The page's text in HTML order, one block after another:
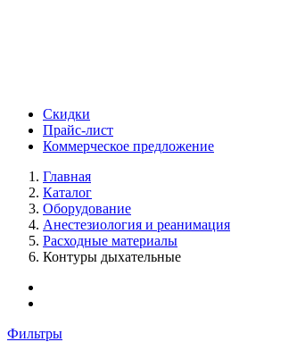
Скидки
Прайс-лист
Коммерческое предложение
Главная
Каталог
Оборудование
Анестезиология и реанимация
Расходные материалы
Контуры дыхательные
Фильтры